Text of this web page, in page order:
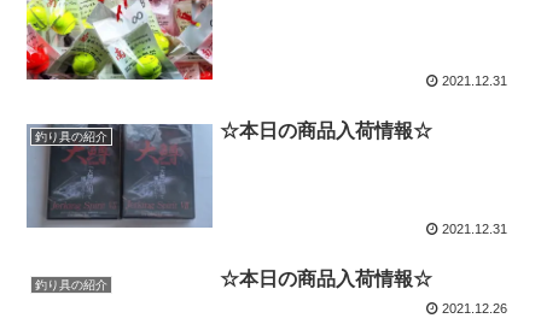
2021.12.31
釣り具の紹介 ☆本日の商品入荷情報☆
2021.12.31
釣り具の紹介 ☆本日の商品入荷情報☆
2021.12.26